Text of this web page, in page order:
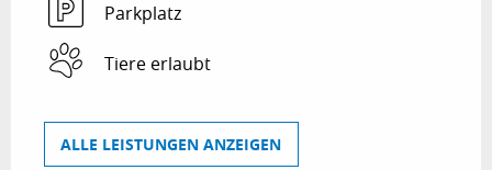
Parkplatz
Tiere erlaubt
ALLE LEISTUNGEN ANZEIGEN